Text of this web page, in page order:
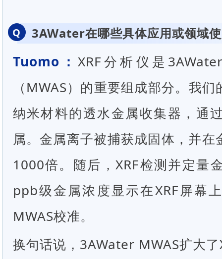
Q 3AWater在哪些具体应用或领域
Tuomo： XRF分析仪是
（MWAS）的重要组成部分。我
纳米材料的透水金属收集器，通
属。金属离子被捕获成固体，并
1000倍。随后，XRF检测并定量
ppb级金属浓度显示在XRF屏幕
MWAS校准。
换句话说，3AWater MWAS扩大